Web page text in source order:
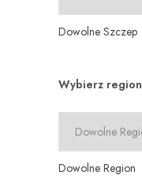
Dowolne Szczep
Wybierz region
Dowolne Region